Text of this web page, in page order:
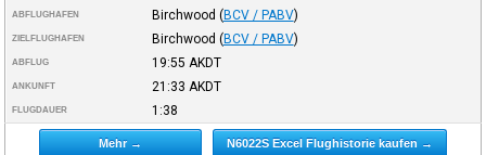
ABFLUGHAFEN Birchwood (BCV / PABV)
ZIELFLUGHAFEN Birchwood (BCV / PABV)
ABFLUG 19:55 AKDT
ANKUNFT 21:33 AKDT
FLUGDAUER 1:38
Mehr → N6022S Excel Flughistorie kaufen →